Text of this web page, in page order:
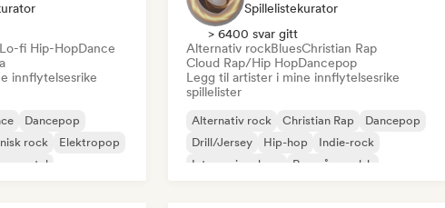
fi Hip-HopDance
innflytelsesrike
Dancepop
rock
Elektropop
metal
Spillelistekurator
> 6400 svar gitt
Alternativ rockBluesChristian Rap
Cloud Rap/Hip HopDancepop
Legg til artister i mine innflytelsesrike
spillelister
Alternativ rock Christian Rap
Dancepop
Drill/Jersey
Hip-hop
Indie-rock
Internasjonal rap
Rap på engelsk